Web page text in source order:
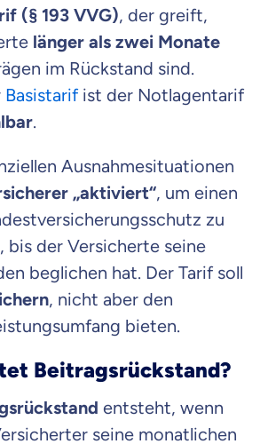
(§ 193 VVG), der greift,
länger als zwei Monate
im Rückstand sind.
Basistarifist der Notlagentarif
.
Ausnahmesituationen
„aktiviert“, um einen
zu
bis der Versicherte seine
beglichen hat. Der Tarif soll
, nicht aber den
bieten.
Beitragsrückstand?
entsteht, wenn
seine monatlichen